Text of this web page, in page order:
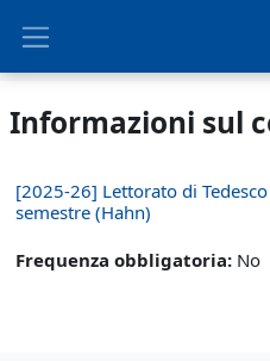
Informazioni sul
[2025-26] Lettorato di
semestre (Hahn)
Frequenza obbligatoria: No